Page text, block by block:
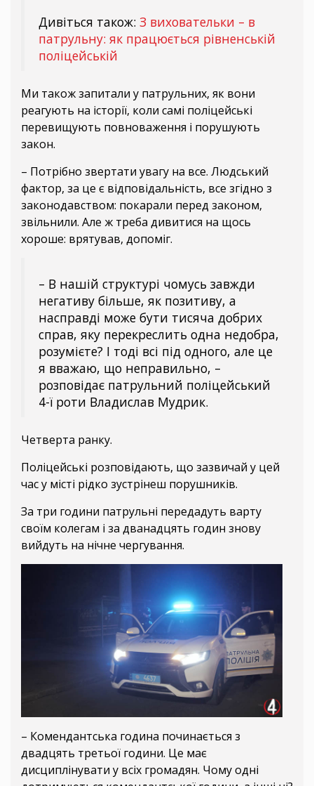
Дивіться також: З виховательки – в
патрульну: як працюється рівненській
поліцейській
Ми також запитали у патрульних, як вони
реагують на історії, коли самі поліцейські
перевищують повноваження і порушують
закон.
– Потрібно звертати увагу на все. Людський
фактор, за це є відповідальність, все згідно з
законодавством: покарали перед законом,
звільнили. Але ж треба дивитися на щось
хороше: врятував, допоміг.
– В нашій структурі чомусь завжди
негативу більше, як позитиву, а
насправді може бути тисяча добрих
справ, яку перекреслить одна недобра,
розумієте? І тоді всі під одного, але це
я вважаю, що неправильно, –
розповідає патрульний поліцейський
4-ї роти Владислав Мудрик.
Четверта ранку.
Поліцейські розповідають, що зазвичай у цей
час у місті рідко зустрінеш порушників.
За три години патрульні передадуть варту
своїм колегам і за дванадцять годин знову
вийдуть на нічне чергування.
– Комендантська година починається з
двадцять третьої години. Це має
дисциплінувати у всіх громадян. Чому одні